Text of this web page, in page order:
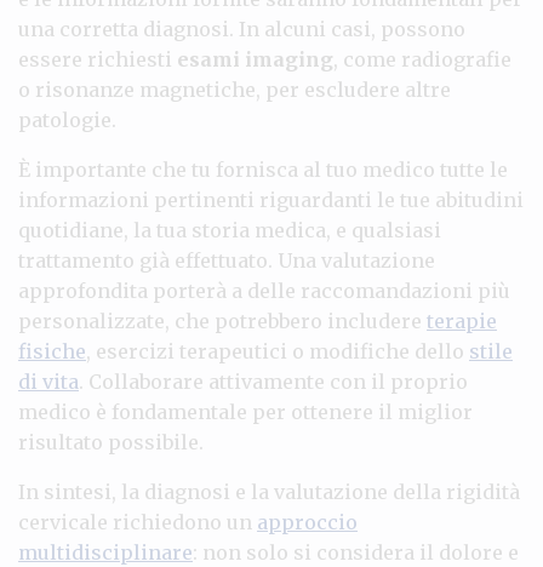
una corretta diagnosi. In alcuni casi, possono
essere richiesti esami imaging, come radiografie
o risonanze magnetiche, per escludere altre
patologie.
È importante che tu fornisca al tuo medico tutte le
informazioni pertinenti riguardanti le tue abitudini
quotidiane, la tua storia medica, e qualsiasi
trattamento già effettuato. Una valutazione
approfondita porterà a delle raccomandazioni più
personalizzate, che potrebbero includere terapie
fisiche, esercizi terapeutici o modifiche dello stile
di vita. Collaborare attivamente con il proprio
medico è fondamentale per ottenere il miglior
risultato possibile.
In sintesi, la diagnosi e la valutazione della rigidità
cervicale richiedono un approccio
multidisciplinare: non solo si considera il dolore e